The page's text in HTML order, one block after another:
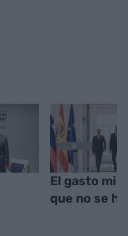
El gasto
que no se